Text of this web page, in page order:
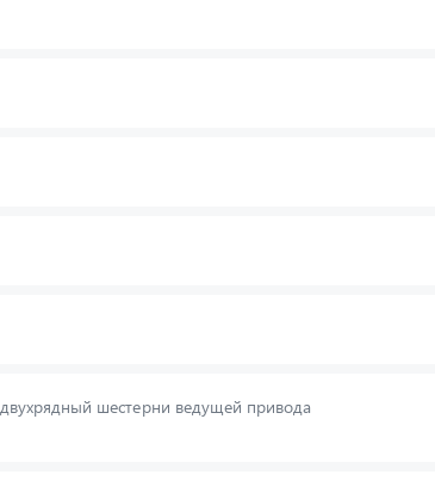
шестерни ведущей привода